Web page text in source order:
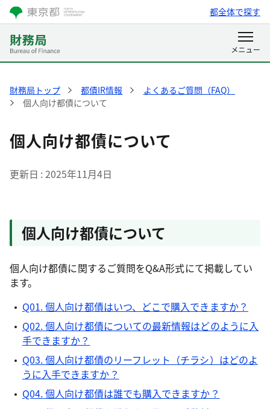
都全体で探す
財務局トップ 都債IR情報
よくあるご質問（FAQ）
個人向け都債について
個人向け都債について
更新日 2025年11月4日
個人向け都債について
個人向け都債に関するご質問をQ&A形式にて掲載してい
ます。
Q01. 個人向け都債はいつ、どこで購入できますか？
Q02. 個人向け都債についての最新情報はどのように入
手できますか？
Q03. 個人向け都債のリーフレット（チラシ）はどのよ
うに入手できますか？
Q04. 個人向け都債は誰でも購入できますか？